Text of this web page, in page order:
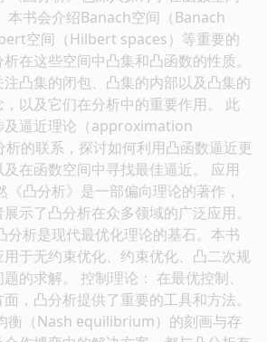
本书会介绍Banach空间（Banach
空间（Hilbert spaces）等重要的
在这些空间中凸集和凸函数的性质。
凸集的闭包、凸集的内部以及凸集的
以及它们在分析中的重要作用。 此
及逼近理论（approximation
的联系，探讨如何利用凸函数逼近更
在函数空间中寻找最佳逼近。 应用
《凸分析》是一部偏向理论的著作，
示了凸分析在众多领域的广泛应用。
分析是现代最优化理论的基石。本书
于无约束优化、约束优化、凸二次规
的求解。 控制理论： 在最优控制、
，凸分析提供了重要的工具和方法。
衡（Nash equilibrium）的刻画与存